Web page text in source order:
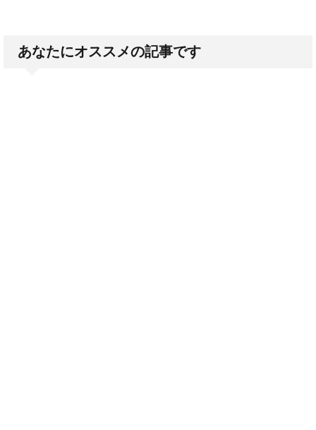
あなたにオススメの記事です